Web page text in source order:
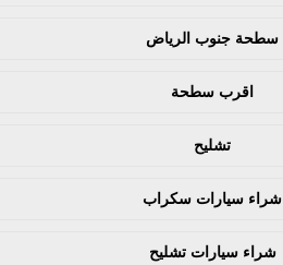
سطحة جنوب الرياض
اقرب سطحة
تشليح
شراء سيارات سكراب
شراء سيارات تشليح